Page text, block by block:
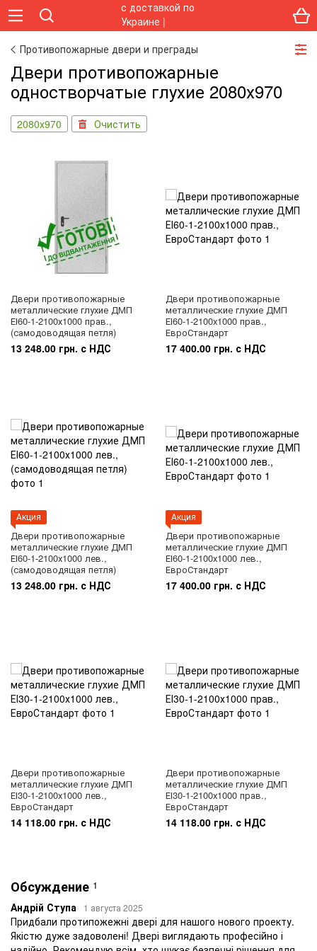
Противопожарные двери и преграды
Двери противопожарные
одностворчатые глухие 2080х970
2080х970 Очистить
Двери противопожарные
металлические глухие ДМП
ЕІ60-1-2100х1000 прав.,
(самодоводящая петля)
13 248.00 грн. с НДС
Двери противопожарные
металлические глухие ДМП
ЕІ60-1-2100х1000 прав.,
ЕвроСтандарт
17 400.00 грн. с НДС
Акция
Двери противопожарные
металлические глухие ДМП
ЕІ60-1-2100х1000 лев.,
(самодоводящая петля)
13 248.00 грн. с НДС
Акция
Двери противопожарные
металлические глухие ДМП
ЕІ60-1-2100х1000 лев.,
ЕвроСтандарт
17 400.00 грн. с НДС
Двери противопожарные
металлические глухие ДМП
ЕІ30-1-2100х1000 лев.,
ЕвроСтандарт
14 118.00 грн. с НДС
Двери противопожарные
металлические глухие ДМП
ЕІ30-1-2100х1000 прав.,
ЕвроСтандарт
14 118.00 грн. с НДС
Обсуждение 1
Андрій Ступа 1 августа 2025
Придбали протипожежні двері для нашого нового проекту.
Якістю дуже задоволені! Двері виглядають професійно і